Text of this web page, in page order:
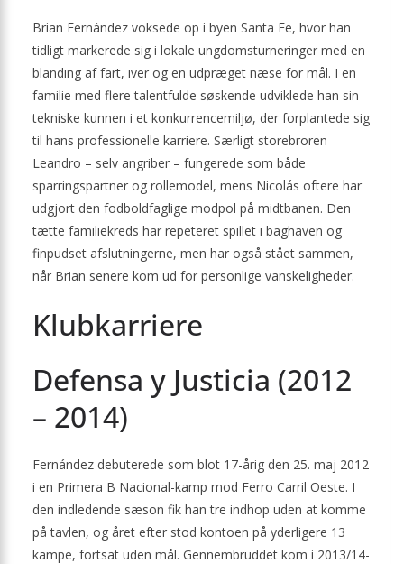
Brian Fernández voksede op i byen Santa Fe, hvor han
tidligt markerede sig i lokale ungdomsturneringer med en
blanding af fart, iver og en udpræget næse for mål. I en
familie med flere talentfulde søskende udviklede han sin
tekniske kunnen i et konkurrencemiljø, der forplantede sig
til hans professionelle karriere. Særligt storebroren
Leandro – selv angriber – fungerede som både
sparringspartner og rollemodel, mens Nicolás oftere har
udgjort den fodboldfaglige modpol på midtbanen. Den
tætte familiekreds har repeteret spillet i baghaven og
finpudset afslutningerne, men har også stået sammen,
når Brian senere kom ud for personlige vanskeligheder.
Klubkarriere
Defensa y Justicia (2012
– 2014)
Fernández debuterede som blot 17-årig den 25. maj 2012
i en Primera B Nacional-kamp mod Ferro Carril Oeste. I
den indledende sæson fik han tre indhop uden at komme
på tavlen, og året efter stod kontoen på yderligere 13
kampe, fortsat uden mål. Gennembruddet kom i 2013/14-